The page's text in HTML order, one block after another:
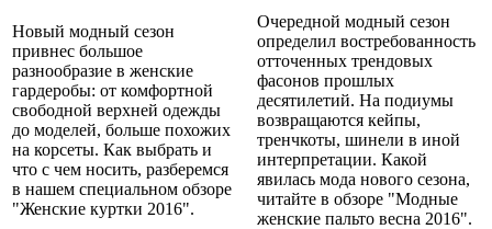
Новый модный сезон
привнес большое
разнообразие в женские
гардеробы: от комфортной
свободной верхней одежды
до моделей, больше похожих
на корсеты. Как выбрать и
что с чем носить, разберемся
в нашем специальном обзоре
"Женские куртки 2016".
Очередной модный сезон
определил востребованность
отточенных трендовых
фасонов прошлых
десятилетий. На подиумы
возвращаются кейпы,
тренчкоты, шинели в иной
интерпретации. Какой
явилась мода нового сезона,
читайте в обзоре "Модные
женские пальто весна 2016".